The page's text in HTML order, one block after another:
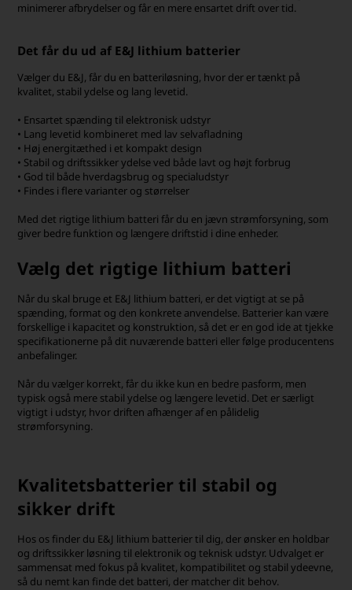
minimerer afbrydelser og får en mere ensartet drift over tid.
Det får du ud af E&J lithium batterier
Vælger du E&J, får du en batteriløsning, hvor der er tænkt på
kvalitet, stabil ydelse og lang levetid.
• Ensartet spænding til elektronisk udstyr
• Lang levetid kombineret med lav selvafladning
• Høj energitæthed i et kompakt design
• Stabil og driftssikker ydelse ved både lavt og højt forbrug
• God til både hverdagsbrug og specialudstyr
• Findes i flere varianter og størrelser
Med det rigtige lithium batteri får du en jævn strømforsyning, som
giver bedre funktion og længere driftstid i dine enheder.
Vælg det rigtige lithium batteri
Når du skal bruge et E&J lithium batteri, er det vigtigt at se på
spænding, format og den konkrete anvendelse. Batterier kan være
forskellige i kapacitet og konstruktion, så det er en god ide at tjekke
specifikationerne på dit nuværende batteri eller følge producentens
anbefalinger.
Når du vælger korrekt, får du ikke kun en bedre pasform, men
typisk også mere stabil ydelse og længere levetid. Det er særligt
vigtigt i udstyr, hvor driften afhænger af en pålidelig
strømforsyning.
Kvalitetsbatterier til stabil og
sikker drift
Hos os finder du E&J lithium batterier til dig, der ønsker en holdbar
og driftssikker løsning til elektronik og teknisk udstyr. Udvalget er
sammensat med fokus på kvalitet, kompatibilitet og stabil ydeevne,
så du nemt kan finde det batteri, der matcher dit behov.